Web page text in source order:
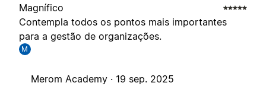
Magnífico
Contempla todos os pontos mais importantes
para a gestão de organizações.
M
Merom Academy · 19 sep. 2025